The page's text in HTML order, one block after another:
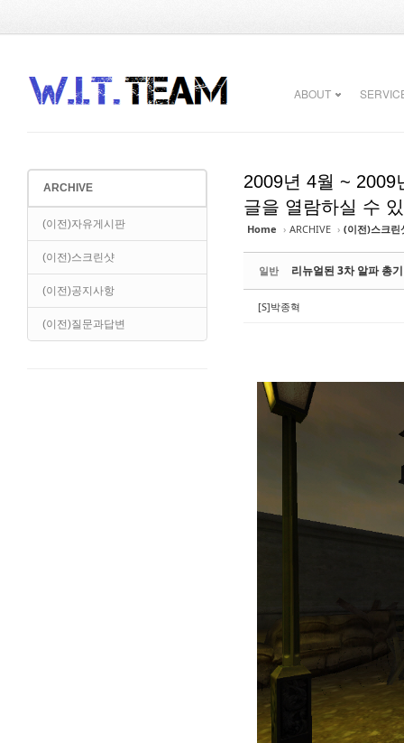
ABOUT
ARCHIVE
(이전)자유게시판
(이전)스크린샷
(이전)공지사항
(이전)질문과답변
2009년 4월 ~ 2009
글을 열람하실 수
Home › ARCHIVE › (이전)스크린
일반 리뉴얼된 3차 알파 총기
[S]박종혁
Sketchbook5, 스케치북5
Sketchbook5, 스케치북5
Sketchbook5, 스케치북5
Sketchbook5, 스케치북5